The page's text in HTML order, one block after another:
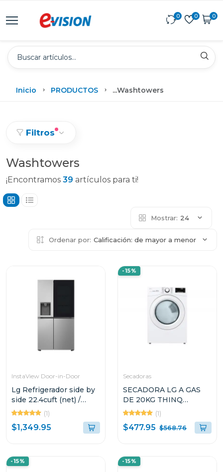
0 0 0
Inicio PRODUCTOS ...Washtowers
Filtros
Washtowers
¡Encontramos 39 artículos para ti!
Mostrar: 24
Ordenar por: Calificación: de mayor a menor
InstaView Door-in-Door
Lg Refrigerador side by
side 22.4cuft (net) /
24cuft (gross) thinq
instaview inverter vs25
(1)
$1,349.95
-15%
Secadoras
SECADORA LG A GAS
DE 20KG THINQ
DF20WV2W SMART
DIAGNOSIS
(1)
$477.95 $568.76
-15% -15%